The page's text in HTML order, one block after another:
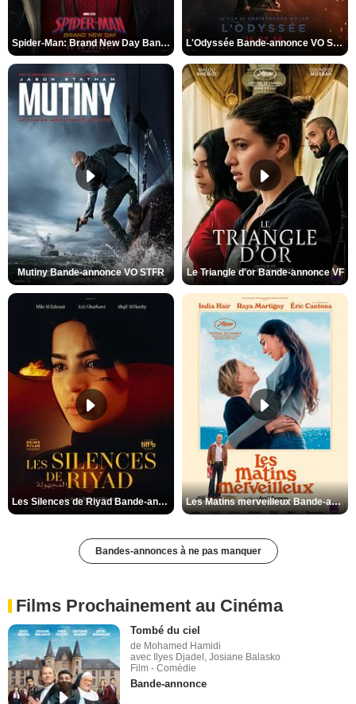
Spider-Man: Brand New Day Bande-annonce VO STFR L'Odyssée Bande-annonce VO STFR
Mutiny Bande-annonce VO STFR Le Triangle d'or Bande-annonce VF
Les Silences de Riyad Bande-annonce VO STFR Les Matins merveilleux Bande-annonce VF
Bandes-annonces à ne pas manquer
Films Prochainement au Cinéma
Tombé du ciel
de Mohamed Hamidi
avec Ilyes Djadel, Josiane Balasko
Film - Comédie
Bande-annonce